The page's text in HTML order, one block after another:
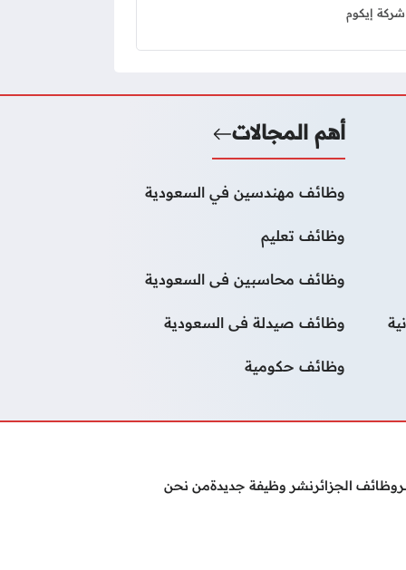
شركة إيكوم
أهم المجالات
وظائف مهندسين في السعودية
وظائف تعليم
وظائف محاسبين فى السعودية
وظائف صيدلة فى السعودية
وظائف حكومية
وظائف الجزائرنشر وظيفة جديدةمن نحن